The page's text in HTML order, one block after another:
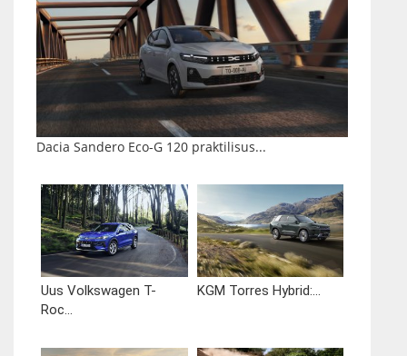
Dacia Sandero Eco-G 120 praktilisus...
Uus Volkswagen T-
Roc...
KGM Torres Hybrid:...